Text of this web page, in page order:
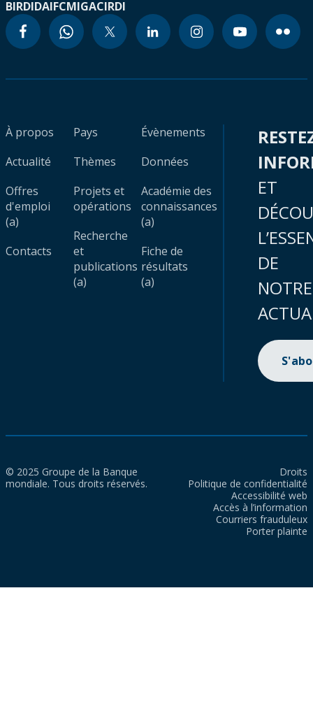
BIRDIDAIFCMIGACIRDI
À propos
Actualité
Offres
d'emploi
(a)
Contacts
Pays
Thèmes
Projets et
opérations
Recherche
et
publications
(a)
Évènements
Données
Académie des
connaissances
(a)
Fiche de
résultats
(a)
ET
DE
NOTRE
© 2025 Groupe de la Banque
mondiale. Tous droits réservés.
Droits
Politique de confidentialité
Accessibilité web
Accès à l’information
Courriers frauduleux
Porter plainte